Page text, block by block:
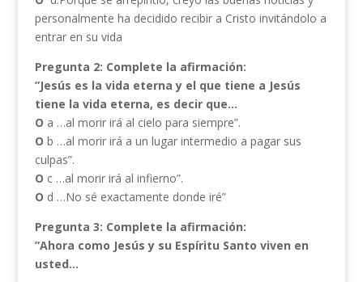
personalmente ha decidido recibir a Cristo invitándolo a
entrar en su vida
Pregunta 2: Complete la afirmación:
”Jesús es la vida eterna y el que tiene a Jesús
tiene la vida eterna, es decir que…
O a …al morir irá al cielo para siempre”.
O b …al morir irá a un lugar intermedio a pagar sus
culpas”.
O c …al morir irá al infierno”.
O d …No sé exactamente donde iré”
Pregunta 3: Complete la afirmación:
”Ahora como Jesús y su Espíritu Santo viven en
usted…